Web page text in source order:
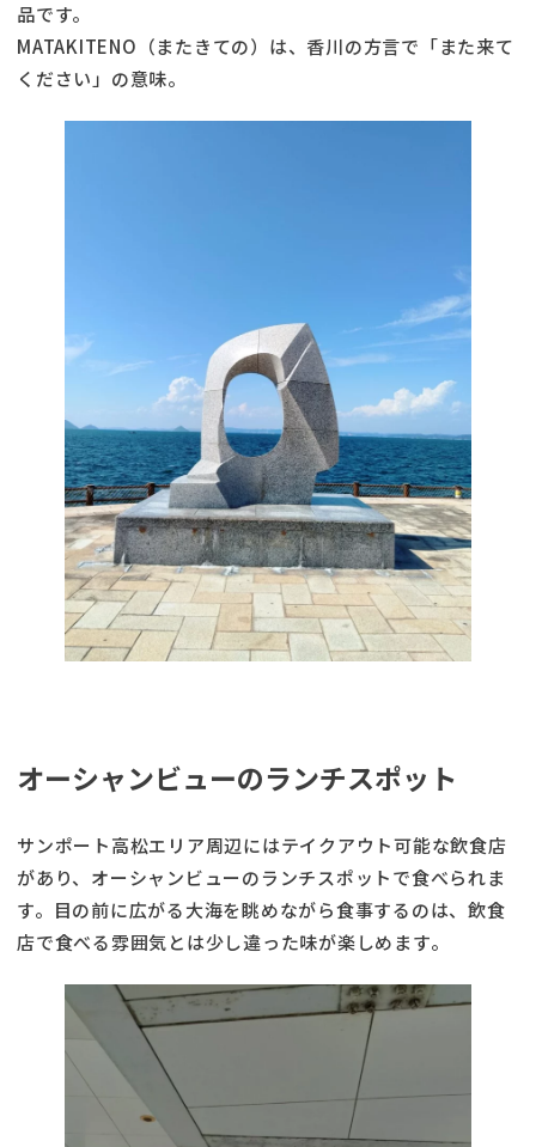
品です。
MATAKITENO（またきての）は、香川の方言で「また来て
ください」の意味。
オーシャンビューのランチスポット
サンポート高松エリア周辺にはテイクアウト可能な飲食店
があり、オーシャンビューのランチスポットで食べられま
す。目の前に広がる大海を眺めながら食事するのは、飲食
店で食べる雰囲気とは少し違った味が楽しめます。